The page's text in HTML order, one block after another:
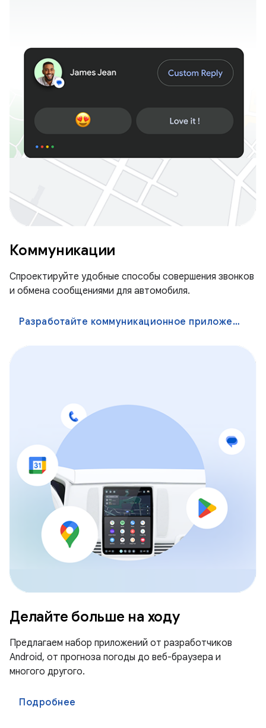
Коммуникации
Спроектируйте удобные способы совершения звонков
и обмена сообщениями для автомобиля.
Разработайте коммуникационное приложение
Делайте больше на ходу
Предлагаем набор приложений от разработчиков
Android, от прогноза погоды до веб-браузера и
многого другого.
Подробнее